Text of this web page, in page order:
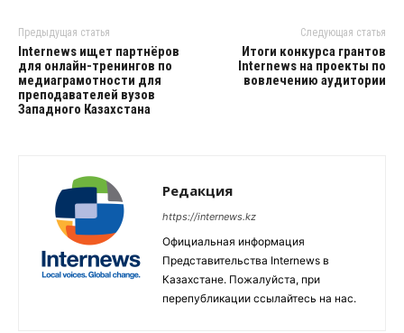
Предыдущая статья
Internews ищет партнёров
для онлайн-тренингов по
медиаграмотности для
преподавателей вузов
Западного Казахстана
Следующая статья
Итоги конкурса грантов
Internews на проекты по
вовлечению аудитории
Редакция
https://internews.kz
Официальная информация
Представительства Internews в
Казахстане. Пожалуйста, при
перепубликации ссылайтесь на нас.